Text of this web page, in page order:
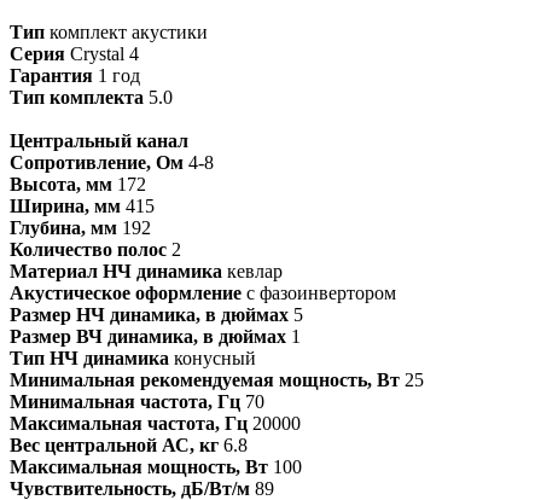
Тип комплект акустики
Серия Crystal 4
Гарантия 1 год
Тип комплекта 5.0
Центральный канал
Сопротивление, Ом 4-8
Высота, мм 172
Ширина, мм 415
Глубина, мм 192
Количество полос 2
Материал НЧ динамика кевлар
Акустическое оформление с фазоинвертором
Размер НЧ динамика, в дюймах 5
Размер ВЧ динамика, в дюймах 1
Тип НЧ динамика конусный
Минимальная рекомендуемая мощность, Вт 25
Минимальная частота, Гц 70
Максимальная частота, Гц 20000
Вес центральной АС, кг 6.8
Максимальная мощность, Вт 100
Чувствительность, дБ/Вт/м 89